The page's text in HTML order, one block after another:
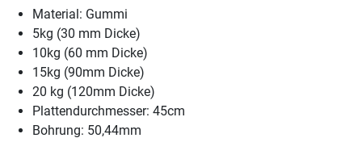
Material: Gummi
5kg (30 mm Dicke)
10kg (60 mm Dicke)
15kg (90mm Dicke)
20 kg (120mm Dicke)
Plattendurchmesser: 45cm
Bohrung: 50,44mm